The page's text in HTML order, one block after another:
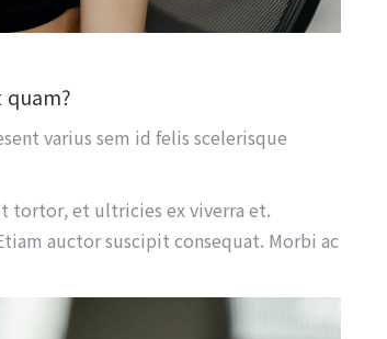
varius sem id felis scelerisque
tortor, et ultricies ex viverra et.
auctor suscipit consequat. Morbi ac